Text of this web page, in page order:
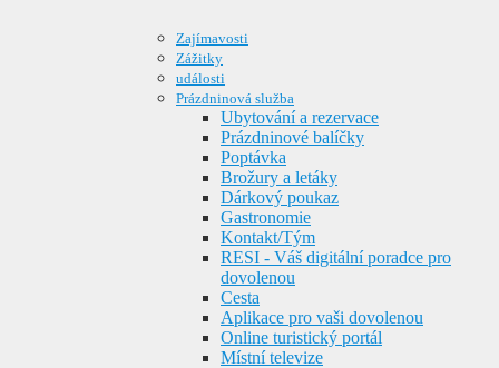
Zajímavosti
Zážitky
události
Prázdninová služba
Ubytování a rezervace
Prázdninové balíčky
Poptávka
Brožury a letáky
Dárkový poukaz
Gastronomie
Kontakt/Tým
RESI - Váš digitální poradce pro
dovolenou
Cesta
Aplikace pro vaši dovolenou
Online turistický portál
Místní televize